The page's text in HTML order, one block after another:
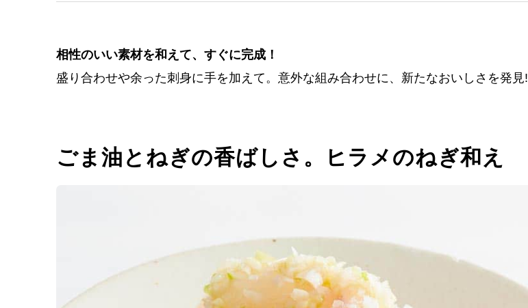
相性のいい素材を和えて、すぐに完成！
盛り合わせや余った刺身に手を加えて。意外な組み合わせに、新たなおいしさを発見!
ごま油とねぎの香ばしさ。ヒラメのねぎ和え